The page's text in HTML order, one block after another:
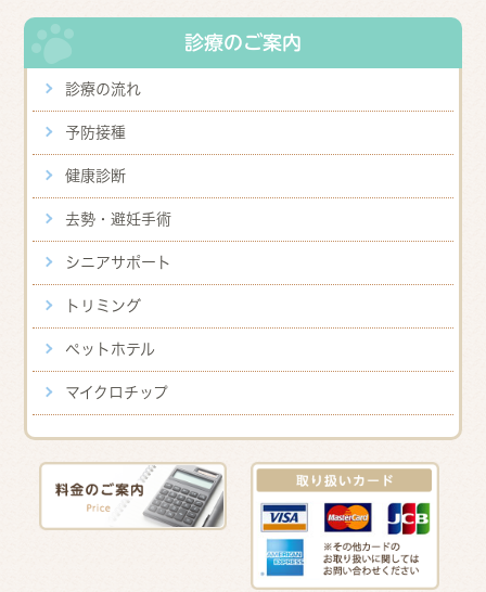
診療のご案内
診療の流れ
予防接種
健康診断
去勢・避妊手術
シニアサポート
トリミング
ペットホテル
マイクロチップ